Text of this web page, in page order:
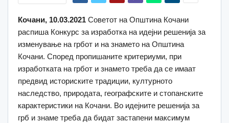
Кочани, 10.03.2021 Советот на Општина Кочани
распиша Конкурс за изработка на идејни решенија за
изменување на грбот и на знамето на Општина
Кочани. Според пропишаните критериуми, при
изработката на грбот и знамето треба да се имаат
предвид историските традиции, културното
наследство, природата, географските и стопанските
карактеристики на Кочани. Во идејните решенија за
грб и знаме треба да бидат застапени максимум